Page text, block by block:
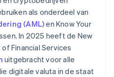
als onderdeel van
(AML)en Know Your
In 2025 heeft de New
Financial Services
uitgebracht voor alle
digitale valuta in de staat